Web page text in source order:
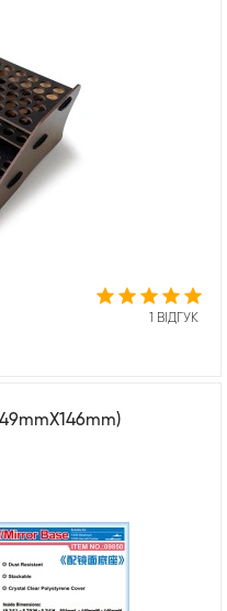
1 ВІДГУК